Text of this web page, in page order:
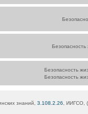
Безопасность
Безопасность
знаний, 3.108.2.26 , ИИГСО,